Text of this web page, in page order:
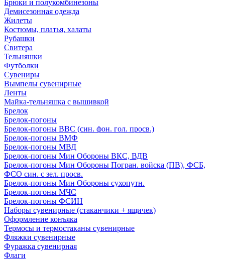
Брюки и полукомбинезоны
Демисезонная одежда
Жилеты
Костюмы, платья, халаты
Рубашки
Свитера
Тельняшки
Футболки
Сувениры
Вымпелы сувенирные
Ленты
Майка-тельняшка с вышивкой
Брелок
Брелок-погоны
Брелок-погоны ВВС (син. фон. гол. просв.)
Брелок-погоны ВМФ
Брелок-погоны МВД
Брелок-погоны Мин Обороны ВКС, ВДВ
Брелок-погоны Мин Обороны Погран. войска (ПВ), ФСБ,
ФСО син. с зел. просв.
Брелок-погоны Мин Обороны сухопутн.
Брелок-погоны МЧС
Брелок-погоны ФСИН
Наборы сувенирные (стаканчики + ящичек)
Оформление конъяка
Термосы и термостаканы сувенирные
Фляжки сувенирные
Фуражка сувенирная
Флаги